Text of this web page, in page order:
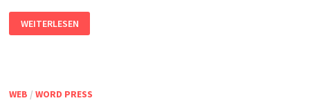
SICHERHEITSLÜCKE
IN
WEITERLESEN
WEB / WORD PRESS